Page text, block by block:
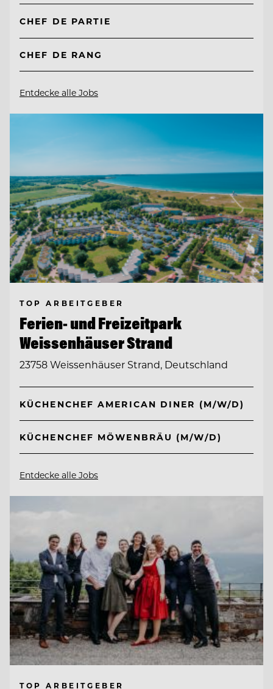
CHEF DE PARTIE
CHEF DE RANG
Entdecke alle Jobs
TOP ARBEITGEBER
Ferien- und Freizeitpark
Weissenhäuser Strand
23758 Weissenhäuser Strand, Deutschland
KÜCHENCHEF AMERICAN DINER (M/W/D)
KÜCHENCHEF MÖWENBRÄU (M/W/D)
Entdecke alle Jobs
TOP ARBEITGEBER